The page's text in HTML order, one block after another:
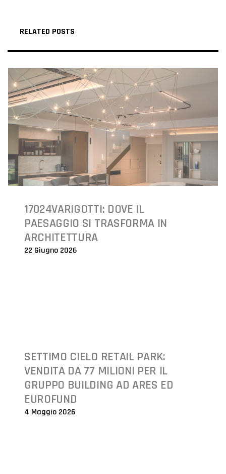
RELATED POSTS
17024VARIGOTTI: DOVE IL
PAESAGGIO SI TRASFORMA IN
ARCHITETTURA
22 Giugno 2026
SETTIMO CIELO RETAIL PARK:
VENDITA DA 77 MILIONI PER IL
GRUPPO BUILDING AD ARES ED
EUROFUND
4 Maggio 2026